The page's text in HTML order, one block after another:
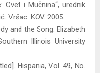
Cvet i Mučnina“, urednik
Vršac: KOV. 2005.
and the Song: Elizabeth
Illinois University
Hispania, Vol. 49, No.